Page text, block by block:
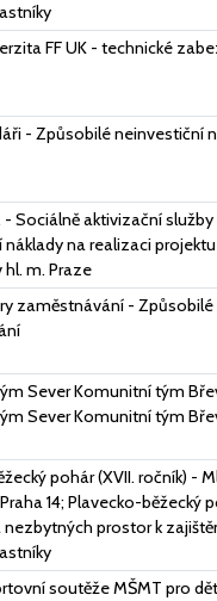
FF UK - technické
- Způsobilé neinvestiční
- Sociálně aktivizační
na realizaci
m. Praze
zaměstnávání -
Sever Komunitní tým
Sever Komunitní tým
pohár (XVII. ročník) -
14; Plavecko-běžecký
prostor k
soutěže MŠMT pro